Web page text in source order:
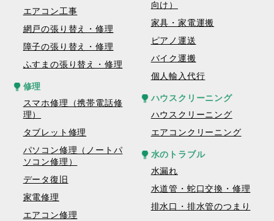
エアコン工事
網戸の張り替え・修理
障子の張り替え・修理
ふすまの張り替え・修理
修理
スマホ修理（携帯電話修
理）
タブレット修理
パソコン修理（ノートパ
ソコン修理）
データ復旧
家電修理
エアコン修理
向け）
家具・家電運搬
ピアノ運送
バイク運搬
個人輸入代行
ハウスクリーニング
ハウスクリーニング
エアコンクリーニング
水のトラブル
水漏れ
水道管・蛇口交換・修理
排水口・排水管のつまり